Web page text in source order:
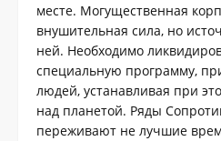
месте. Могущественная
внушительная сила, но
ней. Необходимо
специальную программу,
людей, устанавливая при
над планетой. Ряды
переживают не лучшие